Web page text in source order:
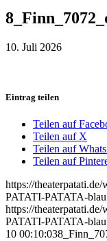
10. Juli 2026
Eintrag teilen
Teilen auf
Teilen auf X
Teilen auf
Teilen auf
https://
PATATI-PATATA-
https://
PATATI-PATATA-
10 00:10:03